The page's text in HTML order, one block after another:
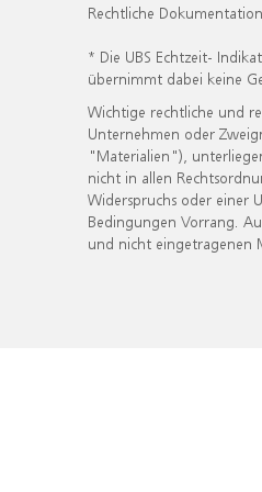
Rechtliche Dokumentation
* Die UBS Echtzeit-
übernimmt dabei keine
Wichtige rechtliche und
Unternehmen oder
"Materialien"),
nicht in allen
Widerspruchs oder einer
Bedingungen Vorrang.
und nicht eingetragenen